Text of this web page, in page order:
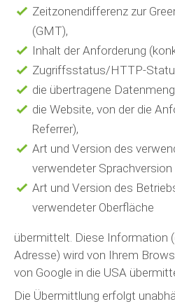
Zeitzonendifferenz zur
(GMT),
Inhalt der Anforderung
Zugriffsstatus/HTTP-
die übertragene
die Website, von der die
Referrer),
Art und Version des
verwendeter
Art und Version des
verwendeter Oberfläche
übermittelt. Diese Information
Adresse) wird von Ihrem
von Google in die USA
Die Übermittlung erfolgt